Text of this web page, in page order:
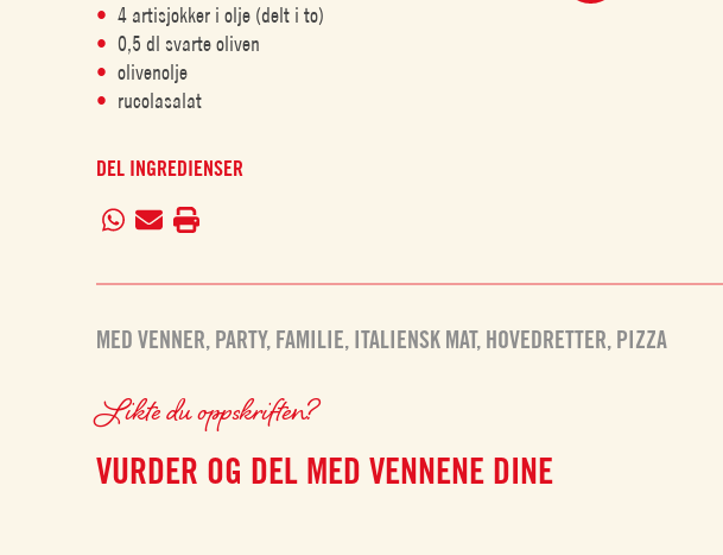
4 artisjokker i olje (delt i to)
0,5 dl svarte oliven
olivenolje
rucolasalat
DEL INGREDIENSER
MED VENNER, PARTY, FAMILIE, ITALIENSK MAT, HOVEDRETTER, PIZZA
Likte du oppskriften?
VURDER OG DEL MED VENNENE DINE